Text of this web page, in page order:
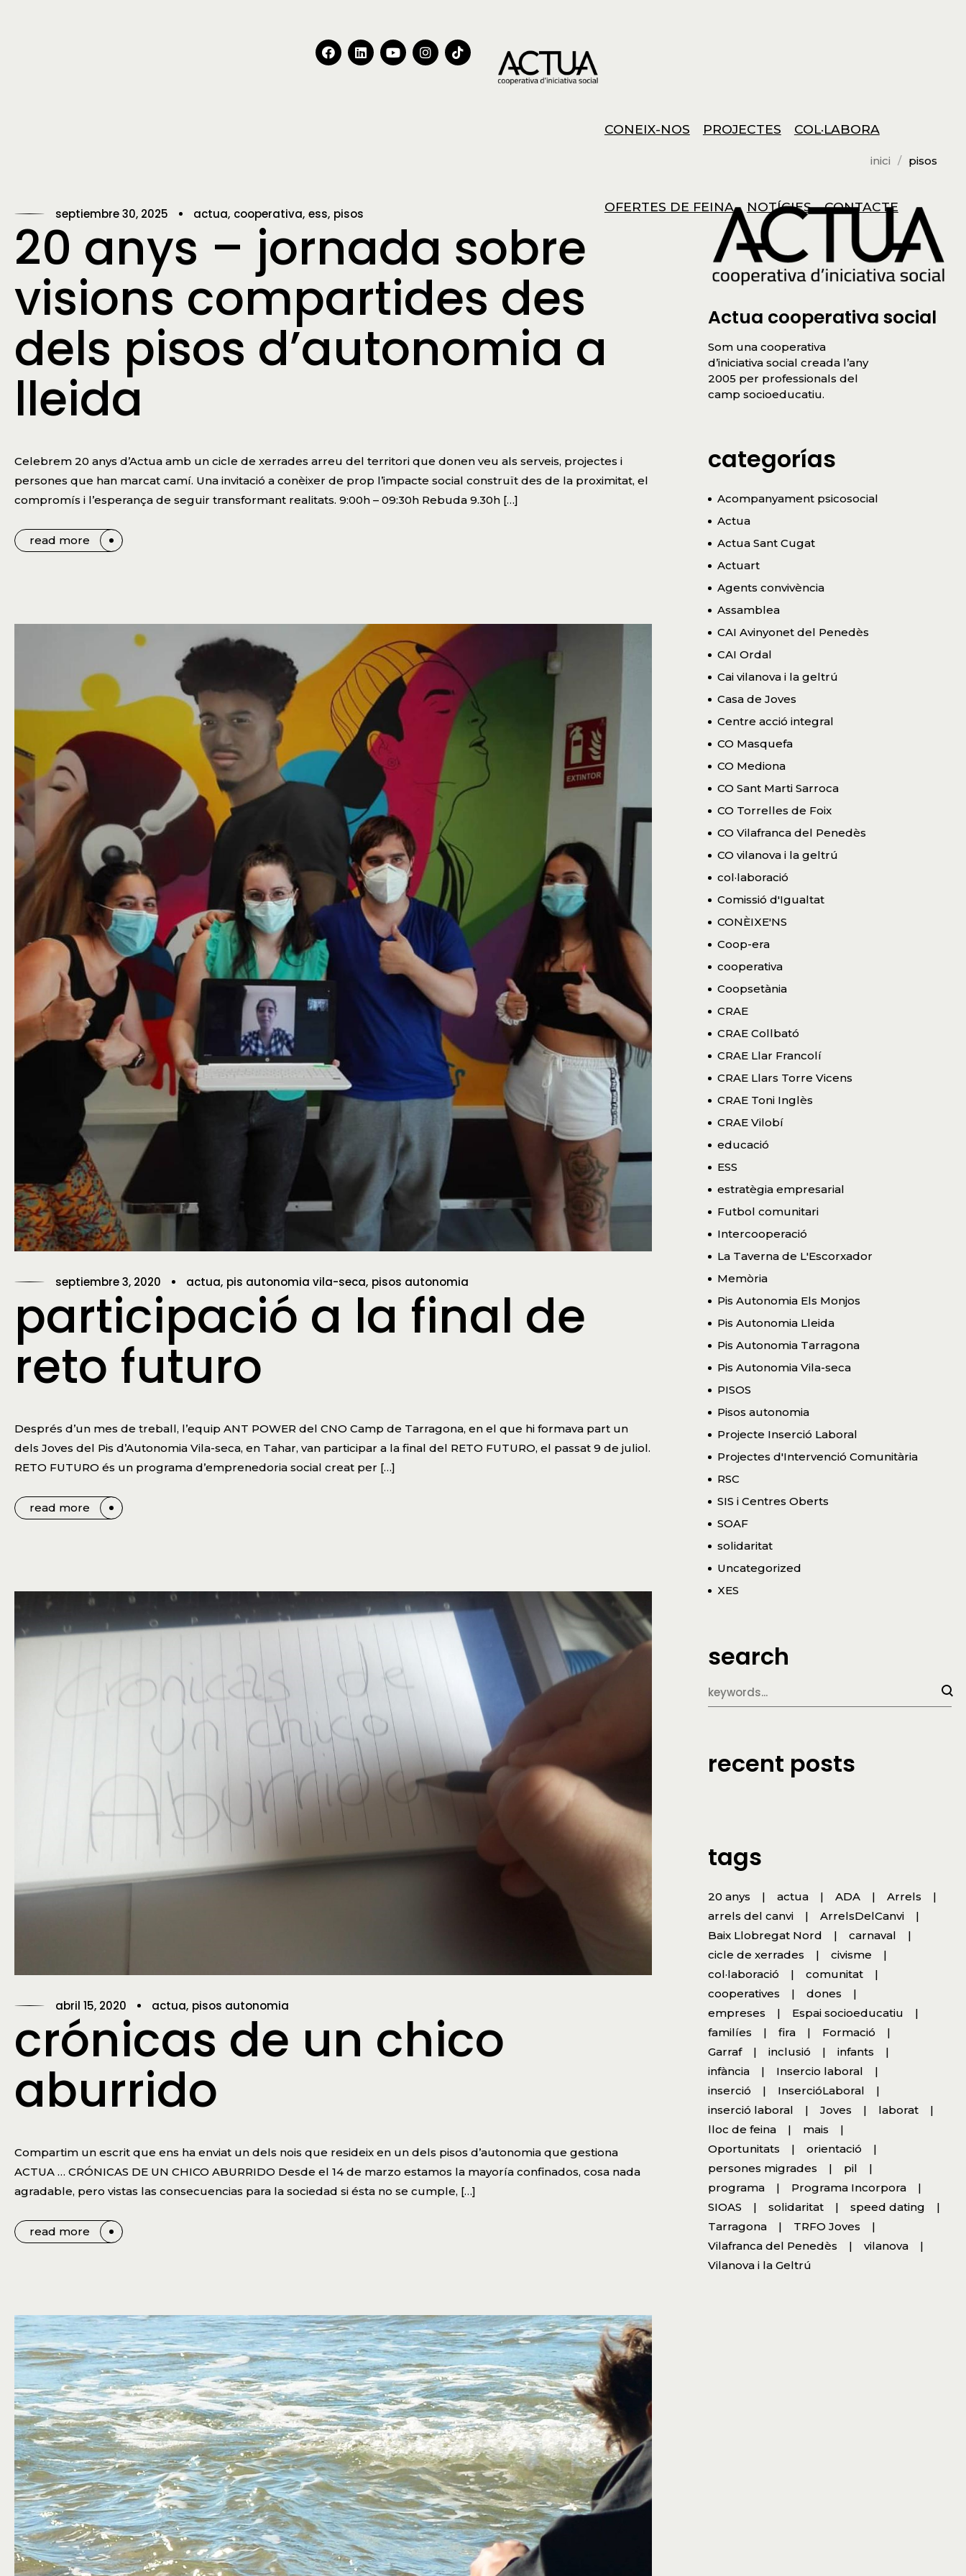
CONEIX-NOS PROJECTES COL·LABORA
OFERTES DE FEINA NOTÍCIES CONTACTE
inici pisos
septiembre 30, 2025 actua cooperativa ess pisos
20 anys – jornada sobre
visions compartides des
dels pisos d’autonomia a
lleida
Celebrem 20 anys d’Actua amb un cicle de xerrades arreu del territori que donen veu als serveis, projectes i
persones que han marcat camí. Una invitació a conèixer de prop l’impacte social construït des de la proximitat, el
compromís i l’esperança de seguir transformant realitats. 9:00h – 09:30h Rebuda 9.30h […]
read more
septiembre 3, 2020 actua pis autonomia vila-seca pisos autonomia
participació a la final de
reto futuro
Després d’un mes de treball, l’equip ANT POWER del CNO Camp de Tarragona, en el que hi formava part un
dels Joves del Pis d’Autonomia Vila-seca, en Tahar, van participar a la final del RETO FUTURO, el passat 9 de juliol.
RETO FUTURO és un programa d’emprenedoria social creat per […]
read more
abril 15, 2020 actua pisos autonomia
crónicas de un chico
aburrido
Compartim un escrit que ens ha enviat un dels nois que resideix en un dels pisos d’autonomia que gestiona
ACTUA … CRÓNICAS DE UN CHICO ABURRIDO Desde el 14 de marzo estamos la mayoría confinados, cosa nada
agradable, pero vistas las consecuencias para la sociedad si ésta no se cumple, […]
read more
Actua cooperativa social
Som una cooperativa
d’iniciativa social creada l’any
2005 per professionals del
camp socioeducatiu.
categorías
Acompanyament psicosocial
Actua
Actua Sant Cugat
Actuart
Agents convivència
Assamblea
CAI Avinyonet del Penedès
CAI Ordal
Cai vilanova i la geltrú
Casa de Joves
Centre acció integral
CO Masquefa
CO Mediona
CO Sant Marti Sarroca
CO Torrelles de Foix
CO Vilafranca del Penedès
CO vilanova i la geltrú
col·laboració
Comissió d'Igualtat
CONÈIXE'NS
Coop-era
cooperativa
Coopsetània
CRAE
CRAE Collbató
CRAE Llar Francolí
CRAE Llars Torre Vicens
CRAE Toni Inglès
CRAE Vilobí
educació
ESS
estratègia empresarial
Futbol comunitari
Intercooperació
La Taverna de L'Escorxador
Memòria
Pis Autonomia Els Monjos
Pis Autonomia Lleida
Pis Autonomia Tarragona
Pis Autonomia Vila-seca
PISOS
Pisos autonomia
Projecte Inserció Laboral
Projectes d'Intervenció Comunitària
RSC
SIS i Centres Oberts
SOAF
solidaritat
Uncategorized
XES
search
recent posts
tags
20 anys actua ADA
Arrels
arrels del canvi
ArrelsDelCanvi
Baix Llobregat Nord
carnaval
cicle de xerrades
civisme
col·laboració
comunitat
cooperatives
dones
empreses
Espai socioeducatiu
familíes
fira
Formació
Garraf
inclusió
infants
infància
Insercio laboral
inserció
InsercióLaboral
inserció laboral
Joves
laborat
lloc de feina
mais
Oportunitats
orientació
persones migrades
pil
programa
Programa Incorpora
SIOAS
solidaritat
speed dating
Tarragona
TRFO Joves
Vilafranca del Penedès
vilanova
Vilanova i la Geltrú